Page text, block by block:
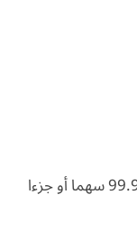
السبائك الفضية معيار ( 24 قيراطا ) يعني 99.9 سهما أو جزءا